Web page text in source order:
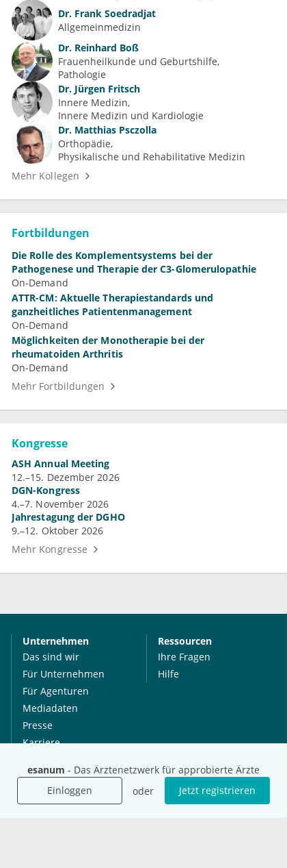
esanum - Das Ärztenetzwerk für approbierte Ärzte
Einloggen
oder Jetzt registrieren
Dr. Frank Soedradjat
Allgemeinmedizin
Dr. Reinhard Boß
Frauenheilkunde und Geburtshilfe
Pathologie
Dr. Jürgen Fritsch
Innere Medizin
Innere Medizin und Kardiologie
Dr. Matthias Psczolla
Orthopädie
Physikalische und Rehabilitative Medizin
Mehr Kollegen
Fortbildungen
Die Rolle des Komplementsystems bei der
Pathogenese und Therapie der C3-Glomerulopathie
On-Demand
ATTR-CM: Aktuelle Therapiestandards und
ganzheitliches Patientenmanagement
On-Demand
Möglichkeiten der Monotherapie bei der
rheumatoiden Arthritis
On-Demand
Mehr Fortbildungen
Kongresse
ASH Annual Meeting
12.–15. Dezember 2026
DGN-Kongress
4.–7. November 2026
Jahrestagung der DGHO
9.–12. Oktober 2026
Mehr Kongresse
Unternehmen
Das sind wir
Für Unternehmen
Für Agenturen
Mediadaten
Presse
Karriere
Ressourcen
Ihre Fragen
Hilfe
International
Social Media